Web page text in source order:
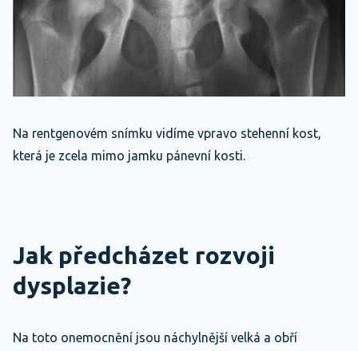
Na rentgenovém snímku vidíme vpravo stehenní kost,
která je zcela mimo jamku pánevní kosti.
Jak předcházet rozvoji
dysplazie?
Na toto onemocnění jsou náchylnější velká a obří